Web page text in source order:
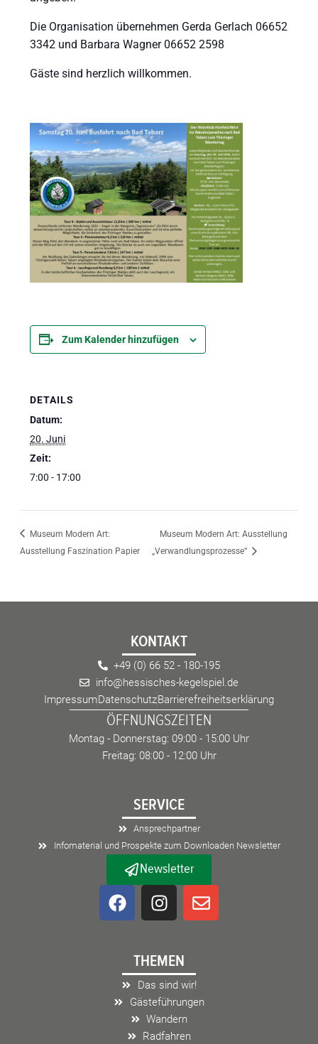
Die Organisation übernehmen Gerda Gerlach 06652
3342 und Barbara Wagner 06652 2598
Gäste sind herzlich willkommen.
Zum Kalender hinzufügen
DETAILS
Datum:
20. Juni
Zeit:
7:00 - 17:00
Museum Modern Art:
Ausstellung Faszination Papier
Museum Modern Art: Ausstellung
„Verwandlungsprozesse“
KONTAKT
+49 (0) 66 52 - 180-195
info@hessisches-kegelspiel.de
ImpressumDatenschutzBarrierefreiheitserklärung
ÖFFNUNGSZEITEN
Montag - Donnerstag: 09:00 - 15:00 Uhr
Freitag: 08:00 - 12:00 Uhr
SERVICE
Ansprechpartner
Infomaterial und Prospekte zum Downloaden Newsletter
Newsletter
F
a
o
o
I
n
a
g
r
a
m
E
n
p
THEMEN
Das sind wir!
Gästeführungen
Wandern
Radfahren